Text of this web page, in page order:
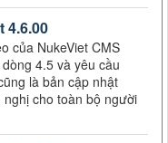
4.6.00
của NukeViet CMS
4.5 và yêu cầu
là bản cập nhật
cho toàn bộ người